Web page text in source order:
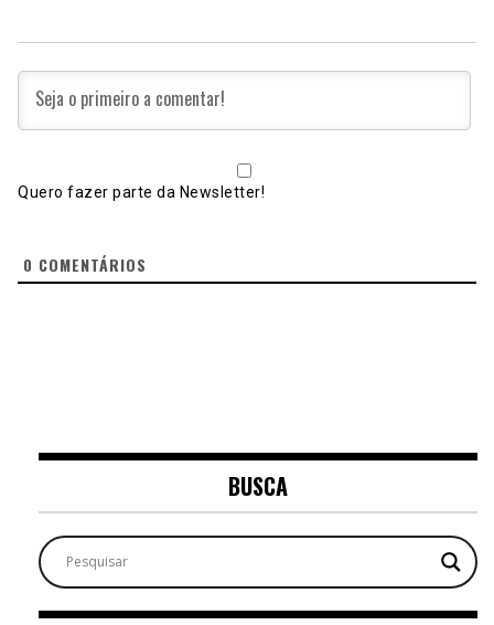
Quero fazer parte da Newsletter!
0 COMENTÁRIOS
BUSCA